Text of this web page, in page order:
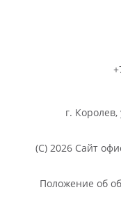
г.
(C) 2026 Сайт
Положение об